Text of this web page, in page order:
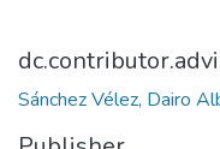
Sánchez Vélez, Dairo